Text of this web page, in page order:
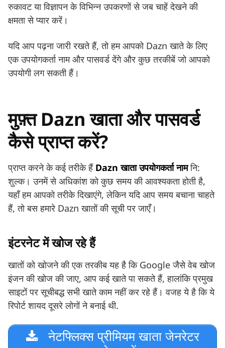
रुकावट या विज्ञापन के विभिन्न उपकरणों से जब चाहें देखने की
क्षमता से प्यार करें।
यदि आप पढ़ना जारी रखते हैं, तो हम आपको Dazn खाते के लिए
एक उपयोगकर्ता नाम और पासवर्ड देंगे और कुछ तरकीबें जो आपको
उपयोगी लग सकती हैं।
मुफ़्त Dazn खाता और पासवर्ड
कैसे प्राप्त करें?
प्राप्त करने के कई तरीके हैं Dazn खाता उपयोगकर्ता नामनि:
शुल्क। उनमें से अधिकांश को कुछ समय की आवश्यकता होती है,
यहाँ हम आपको तरीके दिखाएंगे, लेकिन यदि आप समय बचाना चाहते
हैं, तो बस हमारे Dazn खातों की सूची पर जाएँ।
इंटरनेट में खोज रहे हैं
खातों को खोजने की एक तरकीब यह है कि Google जैसे वेब खोज
इंजन की खोज की जाए, आप कई खाते पा सकते हैं, हालांकि प्रमुख
साइटों पर सूचीबद्ध सभी खाते काम नहीं कर रहे हैं। वजह ये है कि ये
रिपोर्ट शायद दूसरे लोगों ने बनाई थी.
नेटफ्लिक्स प्रीमियम खाता जेनरेटर